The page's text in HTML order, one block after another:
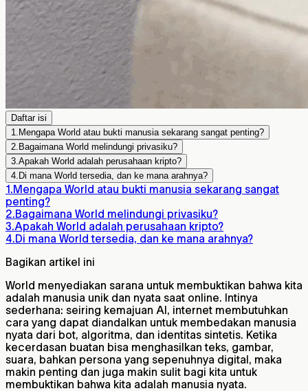
Daftar isi
1. Mengapa World atau bukti manusia sekarang sangat penting?
2. Bagaimana World melindungi privasiku?
3. Apakah World adalah perusahaan kripto?
4. Di mana World tersedia, dan ke mana arahnya?
1.Mengapa World atau bukti manusia sekarang sangat
penting?
2.Bagaimana World melindungi privasiku?
3.Apakah World adalah perusahaan kripto?
4.Di mana World tersedia, dan ke mana arahnya?
Bagikan artikel ini
World menyediakan sarana untuk membuktikan bahwa kita
adalah manusia unik dan nyata saat online. Intinya
sederhana: seiring kemajuan AI, internet membutuhkan
cara yang dapat diandalkan untuk membedakan manusia
nyata dari bot, algoritma, dan identitas sintetis. Ketika
kecerdasan buatan bisa menghasilkan teks, gambar,
suara, bahkan persona yang sepenuhnya digital, maka
makin penting dan juga makin sulit bagi kita untuk
membuktikan bahwa kita adalah manusia nyata.